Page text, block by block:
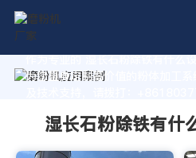
作为专业的 湿长石粉除铁有什么
为您量身定制高价值的粉体加工系
湿长石粉除铁有什